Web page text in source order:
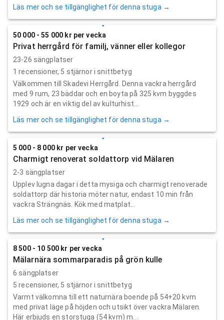
Läs mer och se tillgänglighet för denna stuga →
50 000 - 55 000 kr per vecka
Privat herrgård för familj, vänner eller kollegor
23-26 sängplatser
1 recensioner, 5 stjärnor i snittbetyg
Välkommen till Skadevi Herrgård. Denna vackra herrgård
med 9 rum, 23 bäddar och en boyta på 325 kvm byggdes
1929 och är en viktig del av kulturhist...
Läs mer och se tillgänglighet för denna stuga →
5 000 - 8 000 kr per vecka
Charmigt renoverat soldattorp vid Mälaren
2-3 sängplatser
Upplev lugna dagar i detta mysiga och charmigt renoverade
soldattorp där historia möter natur, endast 10 min från
vackra Strängnäs. Kök med matplat...
Läs mer och se tillgänglighet för denna stuga →
8 500 - 10 500 kr per vecka
Mälarnära sommarparadis på grön kulle
6 sängplatser
5 recensioner, 5 stjärnor i snittbetyg
Varmt välkomna till ett naturnära boende på 54+20 kvm
med privat läge på höjden och utsikt över vackra Mälaren.
Här erbjuds en storstuga (54 kvm) m...